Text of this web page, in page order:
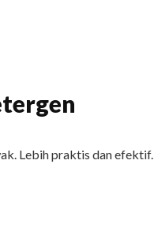
Lebih praktis dan efektif.